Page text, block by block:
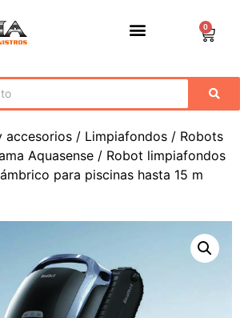
0
accesorios / Limpiafondos / Robots
Aquasense / Robot limpiafondos
para piscinas hasta 15 m